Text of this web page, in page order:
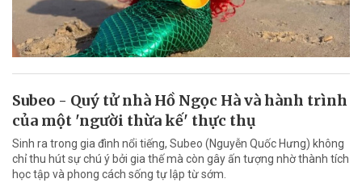
Subeo - Quý tử nhà Hồ Ngọc Hà và hành trình
của một 'người thừa kế' thực thụ
Sinh ra trong gia đình nổi tiếng, Subeo (Nguyễn Quốc Hưng) không
chỉ thu hút sự chú ý bởi gia thế mà còn gây ấn tượng nhờ thành tích
học tập và phong cách sống tự lập từ sớm.